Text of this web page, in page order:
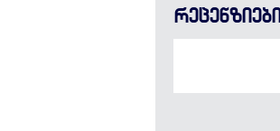
რეცენზიები